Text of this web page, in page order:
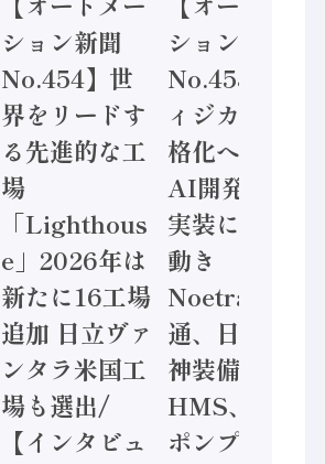
ション新聞
No.454】世
界をリードす
る先進的な工
場
「Lighthous
e」2026年は
新たに16工場
追加 日立ヴァ
ンタラ米国工
場も選出/
【インタビュ
ション新聞
No.453】フ
ィジカルAI本
格化へ 国産
AI開発や社会
実装に活発な
動き
Noetra、富士
通、日立 / 兵
神装備 ×
HMS、老舗
ポンプメーカ